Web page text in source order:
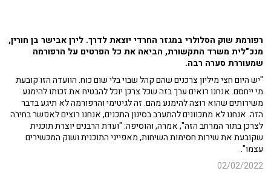
רפורמת שוק הסלולרי במגזר החרדי יוצאת לדרך. לירן אבישר בן חורין,
מנכ"לית משרד התקשורת, הביאה את כל הפרטים על הרפורמה
שמעוררת סערה רבה.
"יש היום חצי מיליון צרכנים שהם קהל שבוי בלי שום כוח. הוועדה הזו קובעת
מי ייחסם. אנחנו רואים ערך בזה שכל צרכן יוכל להבטיח את זכותו להימנע
משירותים שהוא רוצה להימנע מהם. זה לגיטימי והרפורמה לא תיגע בדבר
הזה. אנחנו לא מתכוונים להתערב בסינון התכנים, אנחנו רוצים לאפשר בחירה
לצרכן בתור המרחב הזה", אמרה, והוסיפה: "ועדת הרבנים יוצרת תוכנית
שקובעת את שירות חסימות השיחות, מאפייני התוכנית ושוק המכשירים
עצמו".
02/02/2022